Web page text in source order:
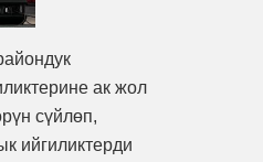
ак жол
сүйлөп,
ийгиликтерди